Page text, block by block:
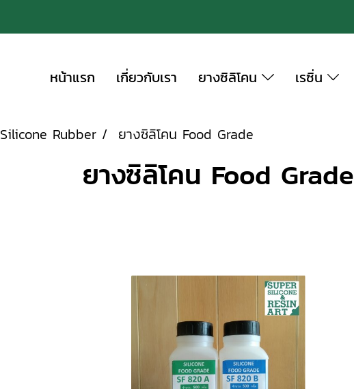
หน้าแรก เกี่ยวกับเรา ยางซิลิโคน เรซิ่น
Silicone Rubber ยางซิลิโคน Food Grade
ยางซิลิโคน Food Grade